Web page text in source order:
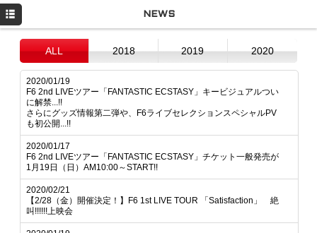
NEWS
ALL 2018 2019 2020
2020/01/19
F6 2nd LIVEツアー「FANTASTIC ECSTASY」キービジュアルつい
に解禁...!!
さらにグッズ情報第二弾や、F6ライブセレクションスペシャルPV
も初公開...!!
2020/01/17
F6 2nd LIVEツアー「FANTASTIC ECSTASY」チケット一般発売が
1月19日（日）AM10:00～START!!
2020/02/21
【2/28（金）開催決定！】F6 1st LIVE TOUR 「Satisfaction」 絶
叫!!!!!!上映会
NEWS
LIVE
DISCOGRAPHY
GOODS
Q&A
MOVIE
PROFILE